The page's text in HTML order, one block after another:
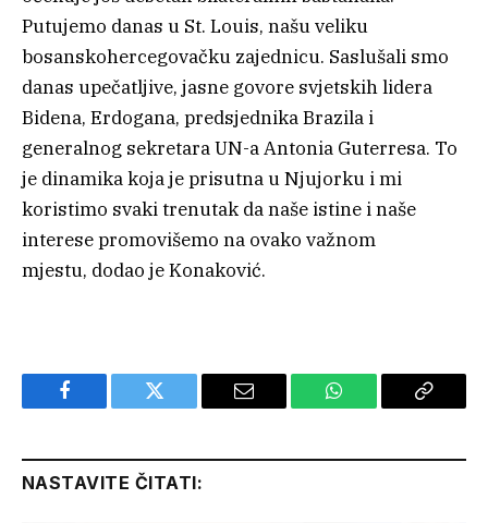
Putujemo danas u St. Louis, našu veliku
bosanskohercegovačku zajednicu. Saslušali smo
danas upečatljive, jasne govore svjetskih lidera
Bidena, Erdogana, predsjednika Brazila i
generalnog sekretara UN-a Antonia Guterresa. To
je dinamika koja je prisutna u Njujorku i mi
koristimo svaki trenutak da naše istine i naše
interese promovišemo na ovako važnom
mjestu, dodao je Konaković.
Facebook Twitter Email WhatsApp Copy
NASTAVITE ČITATI: